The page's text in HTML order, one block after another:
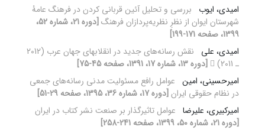
امیدی، ایوب
بررسی و تحلیل آئین قربانی کردن در فرهنگ عامۀ
شهرستان ایوان از نظرِ نظریه‌پردازان فرهنگ
[دوره 21، شماره 52،
1399، صفحه 171-199]
امیدی، علی
نقش رسانه‌های جدید در انقلاب‏های جهان عرب (2012
ـ 2011) 
[دوره 13، شماره 17، 1391، صفحه 45-75]
امیرحسینی، امین عوامل رافع مسئولیت مدنی رسانه‌های جمعی
در نظام حقوقی ایران [دوره 17، شماره 36، 1395، صفحه 29-51]
امیرکبیری، علیرضا عوامل تاثیرگذار بر صنعت نشر کتاب در ایران
[دوره 21، شماره 50، 1399، صفحه 241-258]